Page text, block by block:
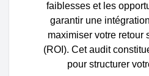
faiblesses et les
garantir une
maximiser votre retour
(ROI). Cet audit
pour structurer